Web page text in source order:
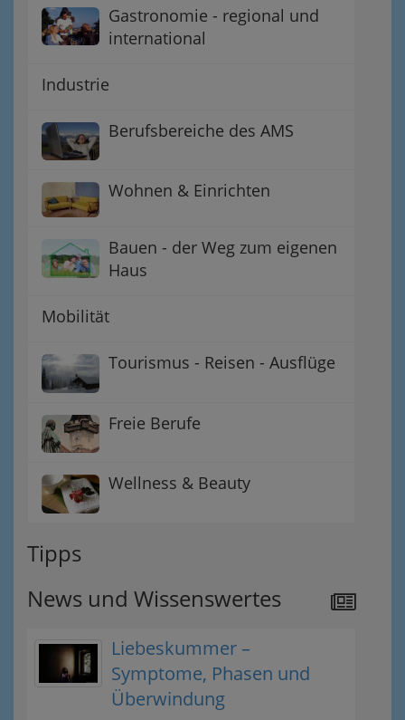
Gastronomie - regional und
international
Industrie
Berufsbereiche des AMS
Wohnen & Einrichten
Bauen - der Weg zum eigenen
Haus
Mobilität
Tourismus - Reisen - Ausflüge
Freie Berufe
Wellness & Beauty
Tipps
News und Wissenswertes
Liebeskummer –
Symptome, Phasen und
Überwindung